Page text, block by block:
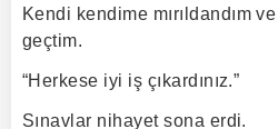
Kendi kendime mırıldandım
geçtim.
“Herkese iyi iş çıkardınız.”
Sınavlar nihayet sona erdi.